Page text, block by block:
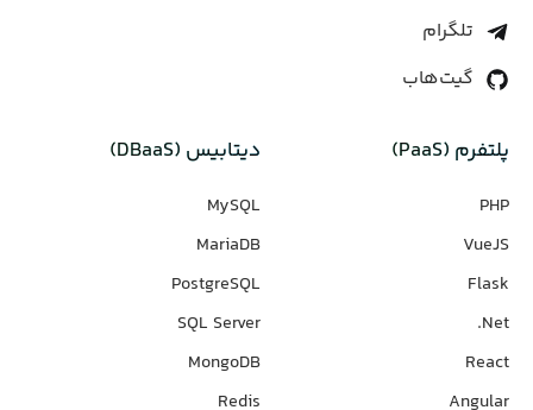
تلگرام
گیت‌هاب
پلتفرم (PaaS)
PHP
VueJS
Flask
Net.
React
Angular
دیتابیس‌ (DBaaS)
MySQL
MariaDB
PostgreSQL
SQL Server
MongoDB
Redis